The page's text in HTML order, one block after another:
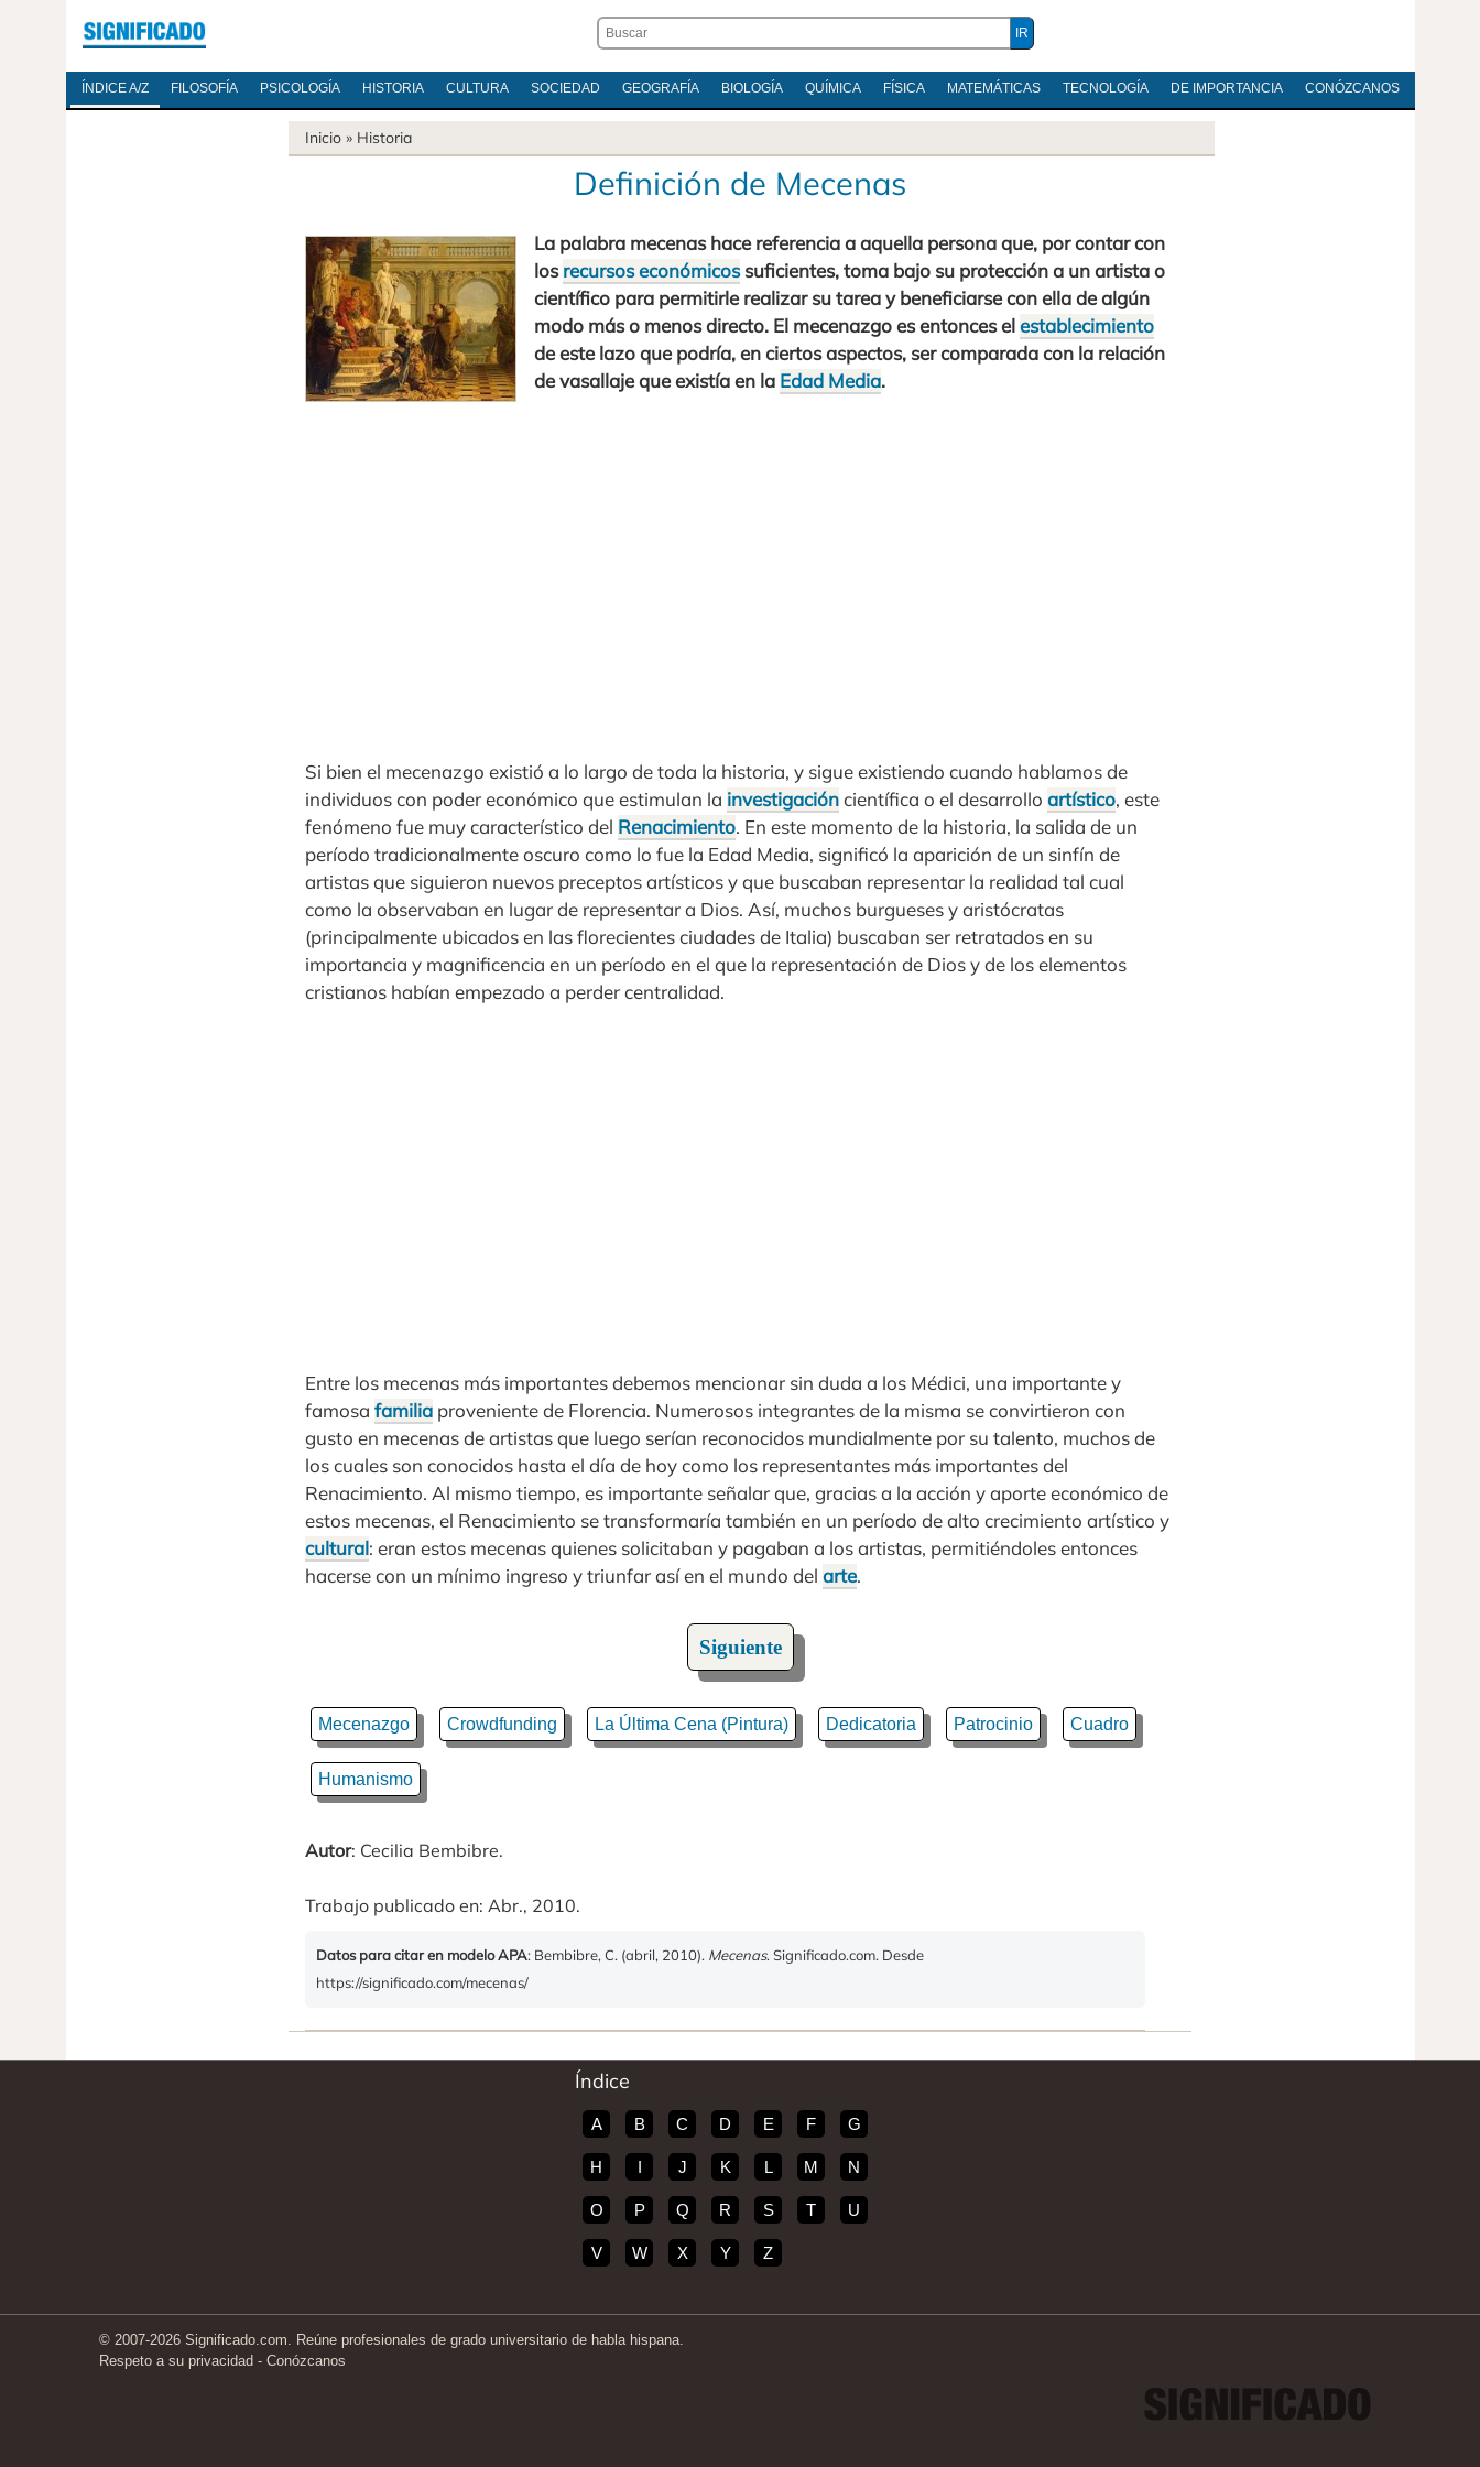
ÍNDICE A/Z FILOSOFÍA PSICOLOGÍA HISTORIA CULTURA SOCIEDAD GEOGRAFÍA BIOLOGÍA QUÍMICA FÍSICA MATEMÁTICAS TECNOLOGÍA DE IMPORTANCIA CONÓZCANOS
Inicio » Historia
Definición de Mecenas
La palabra mecenas hace referencia a aquella persona que, por contar con
losrecursos económicossuficientes, toma bajo su protección a un artista o
científico para permitirle realizar su tarea y beneficiarse con ella de algún
modo más o menos directo. El mecenazgo es entonces elestablecimiento
de este lazo que podría, en ciertos aspectos, ser comparada con la relación
de vasallaje que existía en la Edad Media.
Si bien el mecenazgo existió a lo largo de toda la historia, y sigue existiendo cuando hablamos de
individuos con poder económico que estimulan la investigacióncientífica o el desarrollo artístico, este
fenómeno fue muy característico del Renacimiento. En este momento de la historia, la salida de un
período tradicionalmente oscuro como lo fue la Edad Media, significó la aparición de un sinfín de
artistas que siguieron nuevos preceptos artísticos y que buscaban representar la realidad tal cual
como la observaban en lugar de representar a Dios. Así, muchos burgueses y aristócratas
(principalmente ubicados en las florecientes ciudades de Italia) buscaban ser retratados en su
importancia y magnificencia en un período en el que la representación de Dios y de los elementos
cristianos habían empezado a perder centralidad.
Entre los mecenas más importantes debemos mencionar sin duda a los Médici, una importante y
famosa familia proveniente de Florencia. Numerosos integrantes de la misma se convirtieron con
gusto en mecenas de artistas que luego serían reconocidos mundialmente por su talento, muchos de
los cuales son conocidos hasta el día de hoy como los representantes más importantes del
Renacimiento. Al mismo tiempo, es importante señalar que, gracias a la acción y aporte económico de
estos mecenas, el Renacimiento se transformaría también en un período de alto crecimiento artístico y
cultural: eran estos mecenas quienes solicitaban y pagaban a los artistas, permitiéndoles entonces
hacerse con un mínimo ingreso y triunfar así en el mundo del arte.
Siguiente
Mecenazgo Crowdfunding La Última Cena (Pintura) Dedicatoria Patrocinio Cuadro
Humanismo
Autor: Cecilia Bembibre.
Trabajo publicado en: Abr., 2010.
Datos para citar en modelo APA: Bembibre, C. (abril, 2010). Mecenas. Significado.com. Desde
https://significado.com/mecenas/
Índice
A B C D E F G
H I J K L M N
O P Q R S T U
V W X Y Z
© 2007-2026 Significado.com. Reúne profesionales de grado universitario de habla hispana.
Respeto a su privacidad - Conózcanos